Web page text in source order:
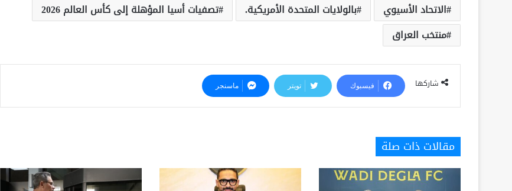
الاتحاد الأسيوي بالولايات المتحدة الأمريكية.
تصفيات أسيا المؤهلة إلى كأس العالم 2026
منتخب العراق
شاركها فيسبوك تويتر ماسنجر
مقالات ذات صلة